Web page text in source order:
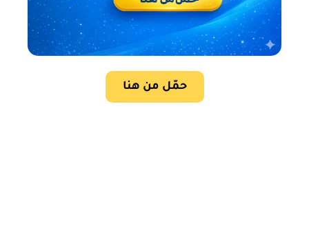
حمّل من هنا